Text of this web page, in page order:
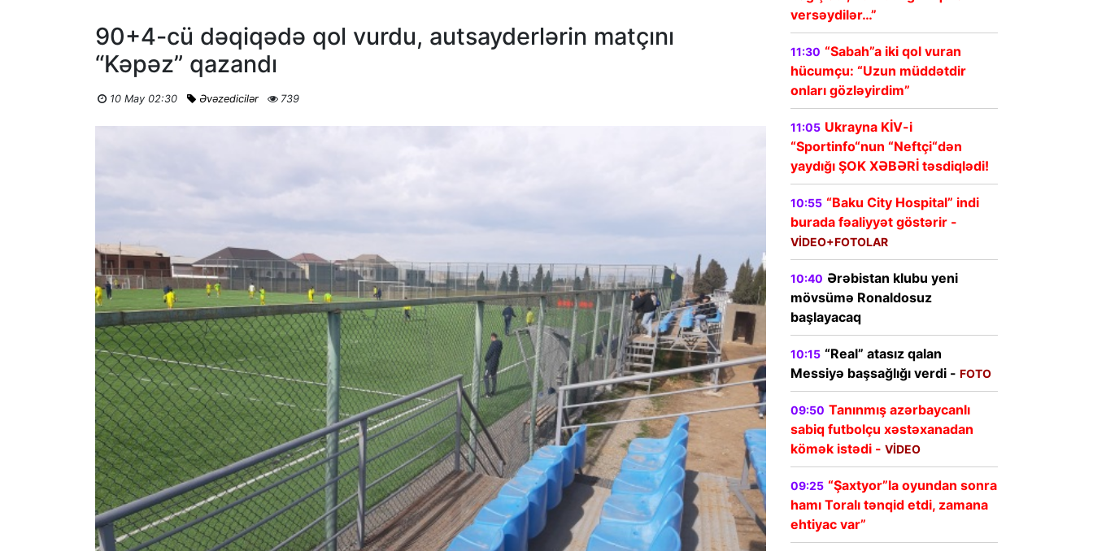
90+4-cü dəqiqədə qol vurdu, autsayderlərin matçını
“Kəpəz” qazandı
10 May 02:30 Əvəzedicilər 739
versəydilər…”
11:30 “Sabah”a iki qol vuran
hücumçu: “Uzun müddətdir
onları gözləyirdim”
11:05 Ukrayna KİV-i
“Sportinfo“nun “Neftçi“dən
yaydığı ŞOK XƏBƏRİ təsdiqlədi!
10:55 “Baku City Hospital” indi
burada fəaliyyət göstərir -
VİDEO+FOTOLAR
10:40 Ərəbistan klubu yeni
mövsümə Ronaldosuz
başlayacaq
10:15 “Real” atasız qalan
Messiyə başsağlığı verdi - FOTO
09:50 Tanınmış azərbaycanlı
sabiq futbolçu xəstəxanadan
kömək istədi - VİDEO
09:25 “Şaxtyor”la oyundan sonra
hamı Toralı tənqid etdi, zamana
ehtiyac var”